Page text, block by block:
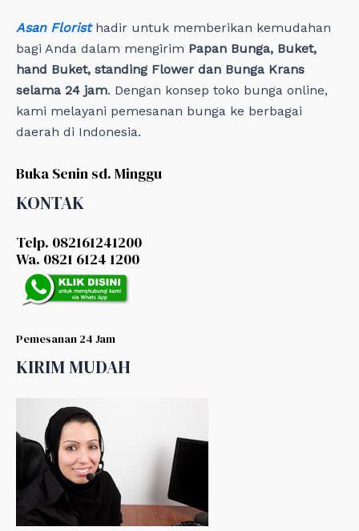
Asan Floristhadir untuk memberikan kemudahan
bagi Anda dalam mengirim Papan Bunga, Buket,
hand Buket, standing Flower dan Bunga Krans
selama 24 jam. Dengan konsep toko bunga online,
kami melayani pemesanan bunga ke berbagai
daerah di Indonesia.
Buka Senin sd. Minggu
KONTAK
Telp. 082161241200
Wa. 0821 6124 1200
Pemesanan 24 Jam
KIRIM MUDAH